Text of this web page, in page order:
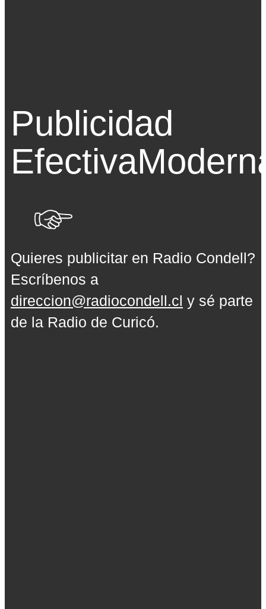
Publicidad
Efectiva
Quieres publicitar en Radio Condell?
Escríbenos a
direccion@radiocondell.cl y sé parte
de la Radio de Curicó.